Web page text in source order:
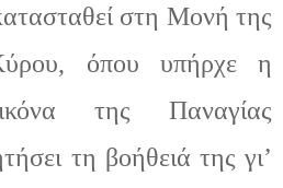
στη Μονή της
όπου υπήρχε η
της Παναγίας
τη βοήθειά της γι’